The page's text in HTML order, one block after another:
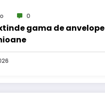
0
gama de anvelope